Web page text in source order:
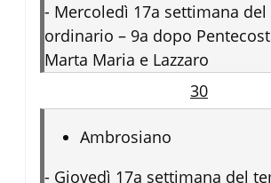
- Mercoledì 17a settimana
ordinario – 9a dopo
Marta Maria e Lazzaro
30
Ambrosiano
- Giovedì 17a settimana del